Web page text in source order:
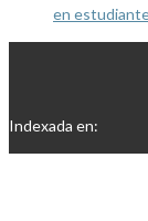
en
Indexada en: